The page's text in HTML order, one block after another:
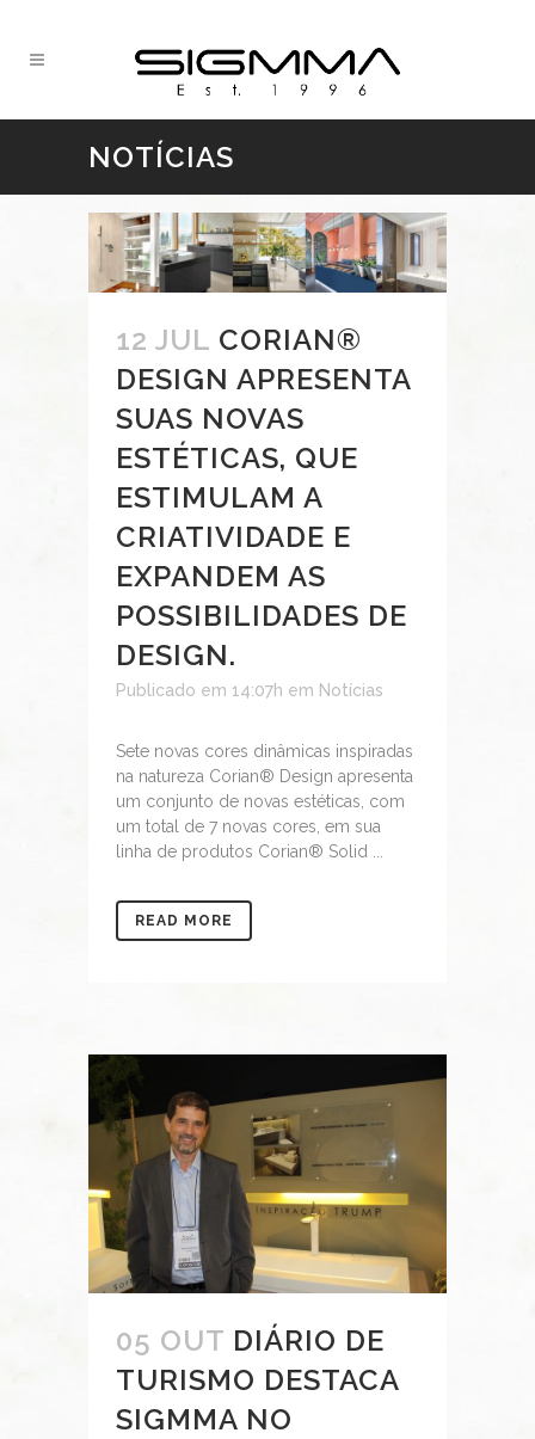
NOTÍCIAS
12 JUL CORIAN®
DESIGN APRESENTA
SUAS NOVAS
ESTÉTICAS, QUE
ESTIMULAM A
CRIATIVIDADE E
EXPANDEM AS
POSSIBILIDADES DE
DESIGN.
Publicado em 14:07h em Notícias
Sete novas cores dinâmicas inspiradas
na natureza Corian® Design apresenta
um conjunto de novas estéticas, com
um total de 7 novas cores, em sua
linha de produtos Corian® Solid ...
READ MORE
05 OUT DIÁRIO DE
TURISMO DESTACA
SIGMMA NO